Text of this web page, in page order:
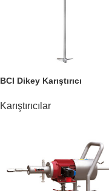
BCI Dikey Karıştırıcı
Karıştırıcılar